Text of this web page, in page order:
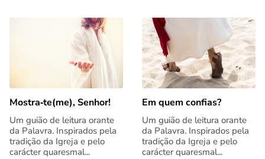
Mostra‑te(me), Senhor!
Um guião de leitura orante
da Palavra. Inspirados pela
tradição da Igreja e pelo
carácter quaresmal...
Em quem confias?
Um guião de leitura orante
da Palavra. Inspirados pela
tradição da Igreja e pelo
carácter quaresmal...